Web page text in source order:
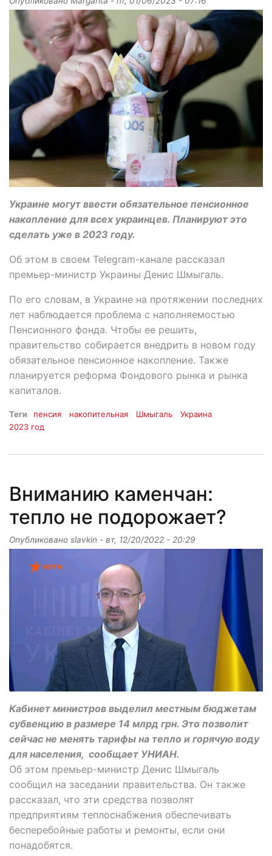
Украине могут ввести обязательное пенсионное
накопление для всех украинцев. Планируют это
сделать уже в 2023 году.
Об этом в своем Telegram-канале рассказал
премьер-министр Украины Денис Шмыгаль.
По его словам, в Украине на протяжении последних
лет наблюдается проблема с наполняемостью
Пенсионного фонда. Чтобы ее решить,
правительство собирается внедрить в новом году
обязательное пенсионное накопление. Также
планируется реформа Фондового рынка и рынка
капиталов.
Теги пенсия накопительная Шмыгаль
Украина
2023 год
Вниманию каменчан:
тепло не подорожает?
Опубликовано slavkin - вт, 12/20/2022 - 20:29
Кабинет министров выделил местным бюджетам
субвенцию в размере 14 млрд грн. Это позволит
сейчас не менять тарифы на тепло и горячую воду
для населения, сообщает УНИАН.
Об этом премьер-министр Денис Шмыгаль
сообщил на заседании правительства. Он также
рассказал, что эти средства позволят
предприятиям теплоснабжения обеспечивать
бесперебойные работы и ремонты, если они
понадобятся.